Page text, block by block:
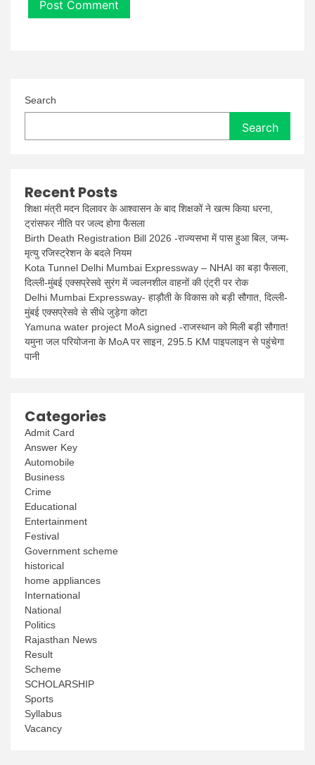
Search
Search
Recent Posts
शिक्षा मंत्री मदन दिलावर के आश्वासन के बाद शिक्षकों ने खत्म किया धरना,
ट्रांसफर नीति पर जल्द होगा फैसला
Birth Death Registration Bill 2026 -राज्यसभा में पास हुआ बिल, जन्म-
मृत्यु रजिस्ट्रेशन के बदले नियम
Kota Tunnel Delhi Mumbai Expressway – NHAI का बड़ा फैसला,
दिल्ली-मुंबई एक्सप्रेसवे सुरंग में ज्वलनशील वाहनों की एंट्री पर रोक
Delhi Mumbai Expressway- हाड़ौती के विकास को बड़ी सौगात, दिल्ली-
मुंबई एक्सप्रेसवे से सीधे जुड़ेगा कोटा
Yamuna water project MoA signed -राजस्थान को मिली बड़ी सौगात!
यमुना जल परियोजना के MoA पर साइन, 295.5 KM पाइपलाइन से पहुंचेगा
पानी
Categories
Admit Card
Answer Key
Automobile
Business
Crime
Educational
Entertainment
Festival
Government scheme
historical
home appliances
International
National
Politics
Rajasthan News
Result
Scheme
SCHOLARSHIP
Sports
Syllabus
Vacancy